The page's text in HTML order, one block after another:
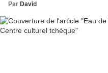
Par David